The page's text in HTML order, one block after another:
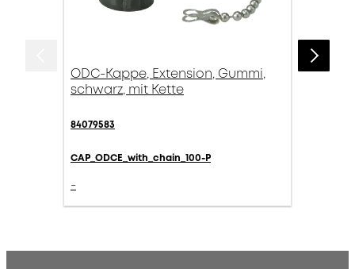
ODC-Kappe, Extension, Gummi,
schwarz, mit Kette
84079583
CAP_ODCE_with_chain_100-P
-